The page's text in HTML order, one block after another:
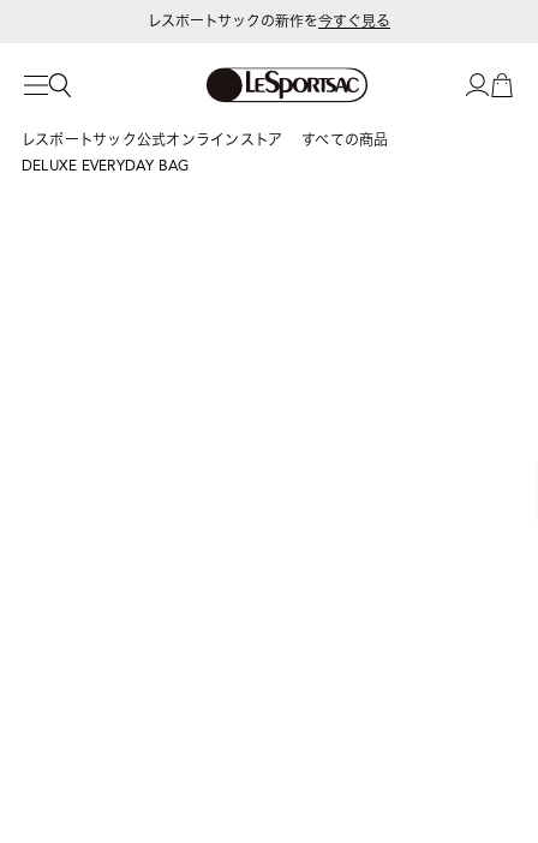
レスポートサックの新作を今すぐ見る
レスポートサック公式オンラインストア
すべての商品
DELUXE EVERYDAY BAG